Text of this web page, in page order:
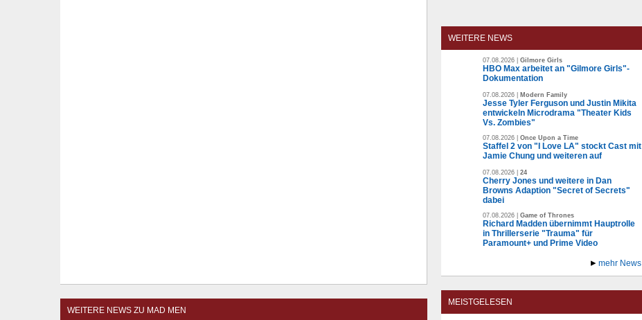
WEITERE NEWS ZU MAD MEN
WEITERE NEWS
07.08.2026 | Gilmore Girls
HBO Max arbeitet an "Gilmore Girls"-
Dokumentation
07.08.2026 | Modern Family
Jesse Tyler Ferguson und Justin Mikita
entwickeln Microdrama "Theater Kids
Vs. Zombies"
07.08.2026 | Once Upon a Time
Staffel 2 von "I Love LA" stockt Cast mit
Jamie Chung und weiteren auf
07.08.2026 | 24
Cherry Jones und weitere in Dan
Browns Adaption "Secret of Secrets"
dabei
07.08.2026 | Game of Thrones
Richard Madden übernimmt Hauptrolle
in Thrillerserie "Trauma" für
Paramount+ und Prime Video
mehr News
MEISTGELESEN